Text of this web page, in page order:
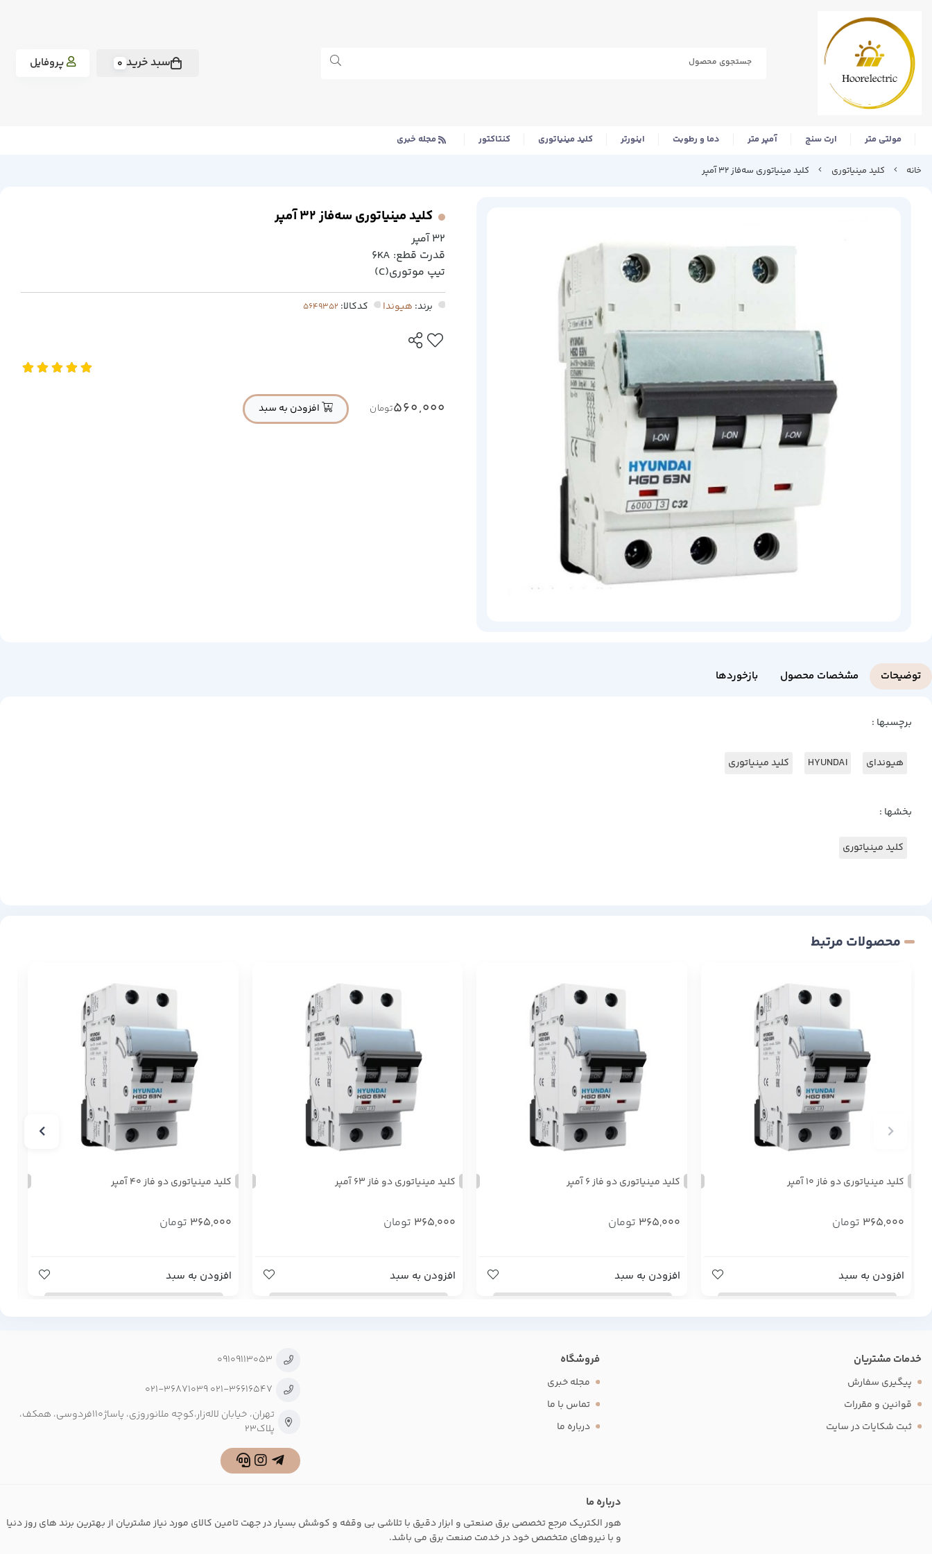
سبد خرید 0 پروفایل
مولتی متر ارت سنج آمپر متر دما و رطوبت اینورتر کلید مینیاتوری کنتاکتور مجله خبری
خانه کلید مینیاتوری کلید مینیاتوری سه‌فاز ۳۲ آمپر
کلید مینیاتوری سه‌فاز ۳۲ آمپر
۳۲ آمپر
قدرت قطع: ۶KA
تیپ موتوری(C)
برند: هیوندا کدکالا:
560,000تومان افزودن به سبد
توضیحات مشخصات محصول بازخوردها
برچسبها :
هیوندای HYUNDAI کلید مینیاتوری
بخشها :
کلید مینیاتوری
محصولات مرتبط
کلید مینیاتوری دو فاز ۱۰ آمپر
365,000 تومان
افزودن به سبد
کلید مینیاتوری دو فاز ۶ آمپر
365,000 تومان
افزودن به سبد
کلید مینیاتوری دو فاز ۶۳ آمپر
365,000 تومان
افزودن به سبد
کلید مینیاتوری دو فاز ۴۰ آمپر
365,000 تومان
افزودن به سبد
خدمات مشتریان
پیگیری سفارش
قوانین و مقررات
ثبت شکایات در سایت
فروشگاه
مجله خبری
تماس با ما
درباره ما
۰۹۱۰۹۱۱۳۰۵۳
۰۲۱-۳۶۶۱۶۵۴۷ ۰۲۱-۳۶۸۷۱۰۳۹
تهران، خیابان لاله‌زار،کوچه‌ ملانوروزی، پاساژ۱۱۰فردوسی، همکف،
پلاک۲۳
درباره ما
هور الکتریک مرجع تخصصی برق صنعتی و ابزار دقیق با تلاشی بی وقفه و کوشش بسیار در جهت تامین کالای مورد نیاز مشتریان از بهترین برند های روز دنیا
و با نیروهای متخصص خود در خدمت صنعت برق می باشد.